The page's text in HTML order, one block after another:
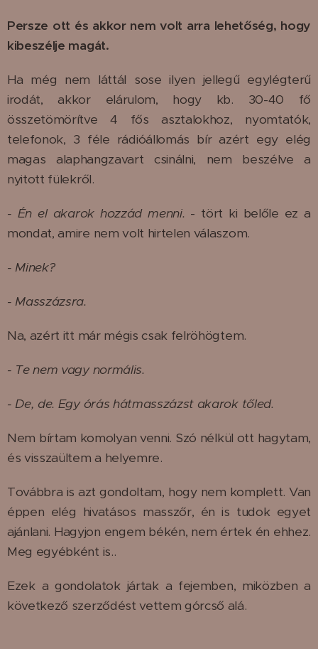
Persze ott és akkor nem volt arra lehetőség, hogy
kibeszélje magát.
Ha még nem láttál sose ilyen jellegű egylégterű
irodát, akkor elárulom, hogy kb. 30-40 fő
összetömörítve 4 fős asztalokhoz, nyomtatók,
telefonok, 3 féle rádióállomás bír azért egy elég
magas alaphangzavart csinálni, nem beszélve a
nyitott fülekről.
- Én el akarok hozzád menni. - tört ki belőle ez a
mondat, amire nem volt hirtelen válaszom.
- Minek?
- Masszázsra.
Na, azért itt már mégis csak felröhögtem.
- Te nem vagy normális.
- De, de. Egy órás hátmasszázst akarok tőled.
Nem bírtam komolyan venni. Szó nélkül ott hagytam,
és visszaültem a helyemre.
Továbbra is azt gondoltam, hogy nem komplett. Van
éppen elég hivatásos masszőr, én is tudok egyet
ajánlani. Hagyjon engem békén, nem értek én ehhez.
Meg egyébként is..
Ezek a gondolatok jártak a fejemben, miközben a
következő szerződést vettem górcső alá.